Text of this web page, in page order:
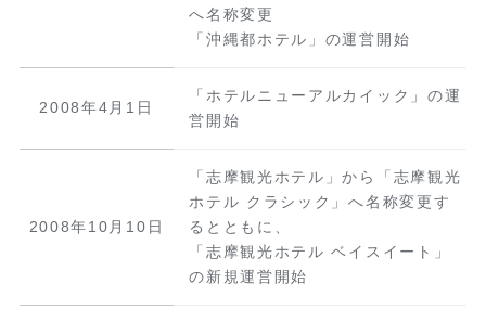
へ名称変更
「沖縄都ホテル」の運営開始
2008年4月1日
「ホテルニューアルカイック」の運
営開始
2008年10月10日
「志摩観光ホテル」から「志摩観光
ホテル クラシック」へ名称変更す
るとともに、
「志摩観光ホテル ベイスイート」
の新規運営開始